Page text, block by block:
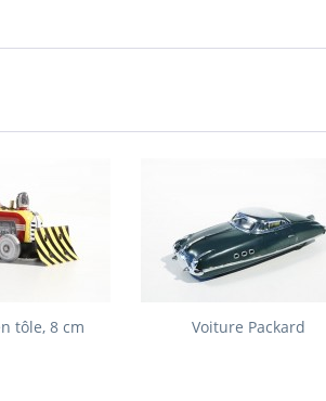
tôle, 8 cm Voiture Packard